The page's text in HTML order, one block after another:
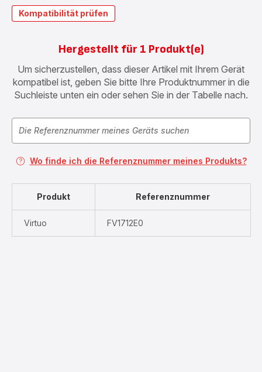
Kompatibilität prüfen
Hergestellt für 1 Produkt(e)
Um sicherzustellen, dass dieser Artikel mit Ihrem Gerät
kompatibel ist, geben Sie bitte Ihre Produktnummer in die
Suchleiste unten ein oder sehen Sie in der Tabelle nach.
Wo finde ich die Referenznummer meines Produkts?
Produkt Referenznummer
Virtuo FV1712E0